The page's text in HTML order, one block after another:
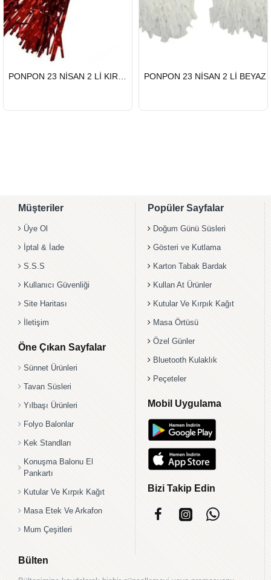
HIZLI
GÖNDERİ
PONPON 23 NİSAN 2 Lİ KIRMIZI
HIZLI
GÖNDERİ
PONPON 23 NİSAN 2 Lİ BEYAZ
Müşteriler
Üye Ol
İptal & İade
S.S.S
Kullanıcı Güvenliği
Site Haritası
İletişim
Öne Çıkan Sayfalar
Sünnet Ürünleri
Tavan Süsleri
Yılbaşı Ürünleri
Folyo Balonlar
Kek Standları
Konuşma Balonu El
Pankartı
Kutular Ve Kırpık Kağıt
Masa Etek Ve Arkafon
Mum Çeşitleri
Popüler Sayfalar
Doğum Günü Süsleri
Gösteri ve Kutlama
Karton Tabak Bardak
Kullan At Ürünler
Kutular Ve Kırpık Kağıt
Masa Örtüsü
Özel Günler
Bluetooth Kulaklık
Peçeteler
Mobil Uygulama
Bizi Takip Edin
Bülten